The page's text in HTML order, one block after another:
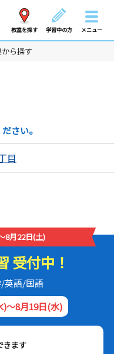
教室を探す 学習中の方 メニュー
ら探す
さい。
目
8月22日(土)
受付中！
/英語/国語
)～8月19日(水)
きます